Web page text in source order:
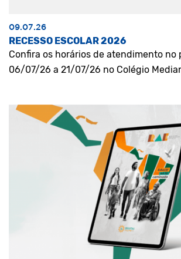
09.07.26
RECESSO ESCOLAR 2026
Confira os horários de atendimento no
06/07/26 a 21/07/26 no Colégio